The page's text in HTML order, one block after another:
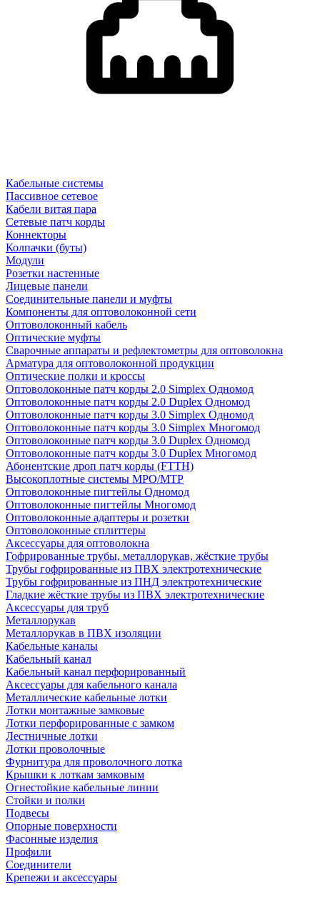
Кабельные системы
Пассивное сетевое
Кабели витая пара
Сетевые патч корды
Коннекторы
Колпачки (буты)
Модули
Розетки настенные
Лицевые панели
Соединительные панели и муфты
Компоненты для оптоволоконной сети
Оптоволоконный кабель
Оптические муфты
Сварочные аппараты и рефлектометры для оптоволокна
Арматура для оптоволоконной продукции
Оптические полки и кроссы
Оптоволоконные патч корды 2.0 Simplex Одномод
Оптоволоконные патч корды 2.0 Duplex Одномод
Оптоволоконные патч корды 3.0 Simplex Одномод
Оптоволоконные патч корды 3.0 Simplex Многомод
Оптоволоконные патч корды 3.0 Duplex Одномод
Оптоволоконные патч корды 3.0 Duplex Многомод
Абонентские дроп патч корды (FTTH)
Высокоплотные системы MPO/MTP
Оптоволоконные пигтейлы Одномод
Оптоволоконные пигтейлы Многомод
Оптоволоконные адаптеры и розетки
Оптоволоконные сплиттеры
Аксессуары для оптоволокна
Гофрированные трубы, металлорукав, жёсткие трубы
Трубы гофрированные из ПВХ электротехнические
Трубы гофрированные из ПНД электротехнические
Гладкие жёсткие трубы из ПВХ электротехнические
Аксессуары для труб
Металлорукав
Металлорукав в ПВХ изоляции
Кабельные каналы
Кабельный канал
Кабельный канал перфорированный
Аксессуары для кабельного канала
Металлические кабельные лотки
Лотки монтажные замковые
Лотки перфорированные с замком
Лестничные лотки
Лотки проволочные
Фурнитура для проволочного лотка
Крышки к лоткам замковым
Огнестойкие кабельные линии
Стойки и полки
Подвесы
Опорные поверхности
Фасонные изделия
Профили
Соединители
Крепежи и аксессуары